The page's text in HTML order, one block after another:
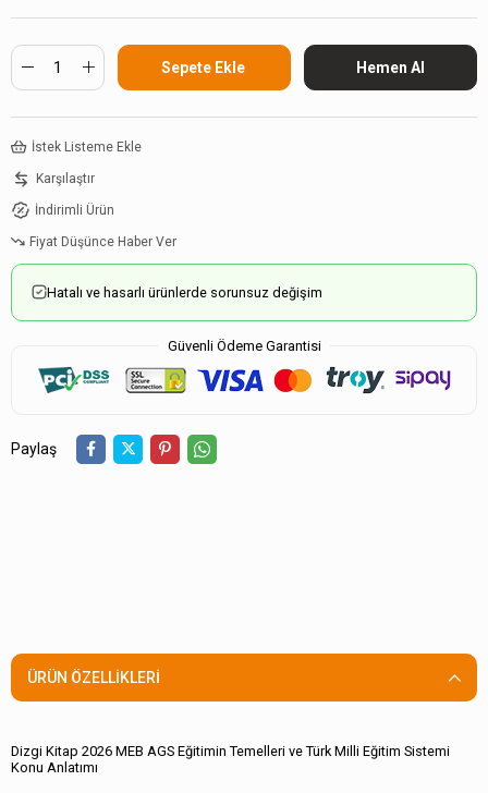
İstek Listeme Ekle
Karşılaştır
İndirimli Ürün
Fiyat Düşünce Haber Ver
Hatalı ve hasarlı ürünlerde sorunsuz değişim
Güvenli Ödeme Garantisi
Paylaş
ÜRÜN ÖZELLIKLERI
Dizgi Kitap 2026 MEB AGS Eğitimin Temelleri ve Türk Milli Eğitim Sistemi
Konu Anlatımı